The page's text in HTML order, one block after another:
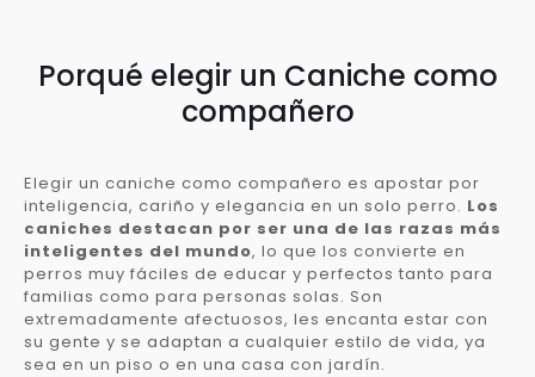
Porqué elegir un Caniche como
compañero
Elegir un caniche como compañero es apostar por
inteligencia, cariño y elegancia en un solo perro. Los
caniches destacan por ser una de las razas más
inteligentes del mundo, lo que los convierte en
perros muy fáciles de educar y perfectos tanto para
familias como para personas solas. Son
extremadamente afectuosos, les encanta estar con
su gente y se adaptan a cualquier estilo de vida, ya
sea en un piso o en una casa con jardín.